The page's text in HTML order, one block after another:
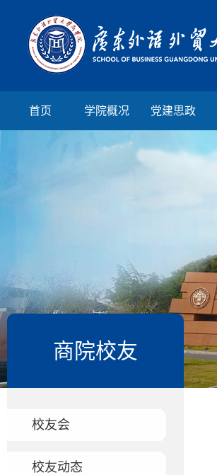
首页 学院概况 党建思政
商院校友
校友会
校友动态